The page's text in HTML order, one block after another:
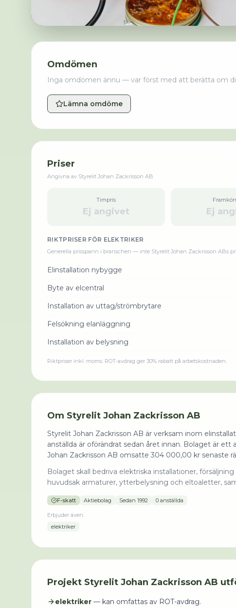
Omdömen
Inga omdömen ännu — var först med att berätta om
Lämna omdöme
Priser
Angivna av Styrelit Johan Zackrisson AB
Timpris
Ej angivet Ej
RIKTPRISER FÖR ELEKTRIKER
Generella prisspann i branschen — inte Styrelit Johan Zackrisson ABs
Elinstallation nybygge
Byte av elcentral
Installation av uttag/strömbrytare
Felsökning elanläggning
Installation av belysning
Riktpriser inkl. moms. ROT-avdrag ger 30% rabatt på arbetskostnaden.
Om Styrelit Johan Zackrisson AB
Styrelit Johan Zackrisson AB är verksam inom
anställda är oförändrat sedan året innan. Bolaget är
Johan Zackrisson AB omsatte 304 000,00 kr senaste
Bolaget skall bedriva elektriska installationer,
huvudsak armaturer, ytterbelysning och eltoaletter,
F-skatt Aktiebolag Sedan 1992 0 anställda
Erbjuder även:
elektriker
Projekt Styrelit Johan Zackrisson AB
elektriker — kan omfattas av ROT-avdrag.